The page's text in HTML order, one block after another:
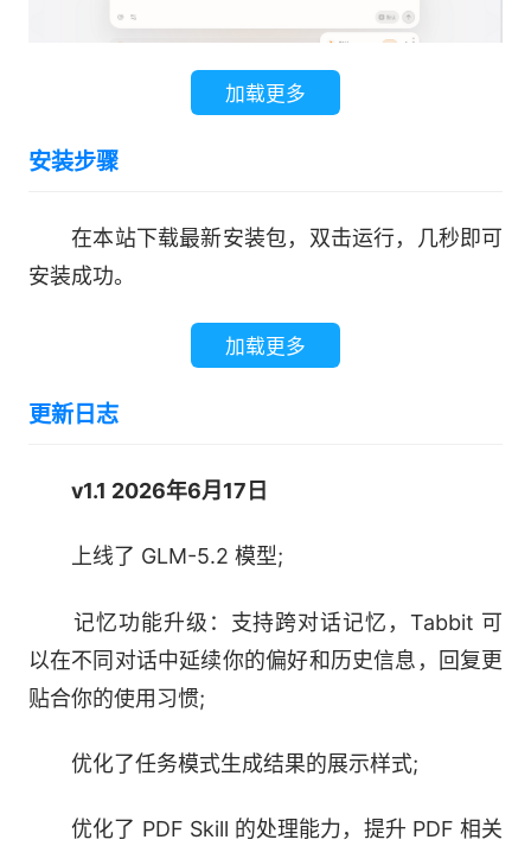
来更有陪伴感的使用体验。
1、添加引用
引用任何触手可及的文字、截图、网页、文件等作
加载更多
安装步骤
在本站下载最新安装包，双击运行，几秒即可
安装成功。
加载更多
更新日志
v1.1 2026年6月17日
上线了 GLM-5.2 模型;
记忆功能升级：支持跨对话记忆，Tabbit 可
以在不同对话中延续你的偏好和历史信息，回复更
贴合你的使用习惯;
优化了任务模式生成结果的展示样式;
优化了 PDF Skill 的处理能力，提升 PDF 相关